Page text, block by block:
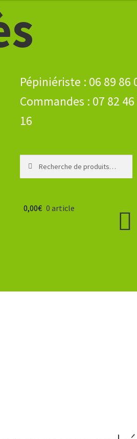
pour :
0,00€ 0 article